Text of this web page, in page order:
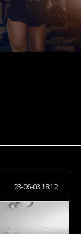
23-06-03 18:12